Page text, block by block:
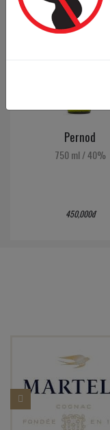
Pernod
750 ml/40%
450,000đ